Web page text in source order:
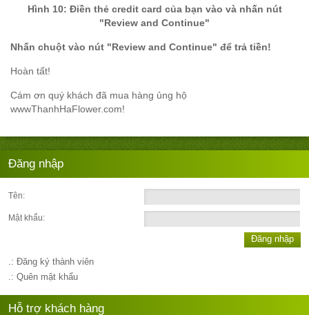
Hình 10: Điền thẻ credit card của bạn vào và nhấn nút
"Review and Continue"
Nhấn chuột vào nút "Review and Continue" để trả tiền!
Hoàn tất!
Cám ơn quý khách đã mua hàng ủng hộ
wwwThanhHaFlower.com!
Đăng nhập
Tên:
Mật khẩu:
Đăng nhập
.: Đăng ký thành viên
.: Quên mật khẩu
Hỗ trợ khách hàng